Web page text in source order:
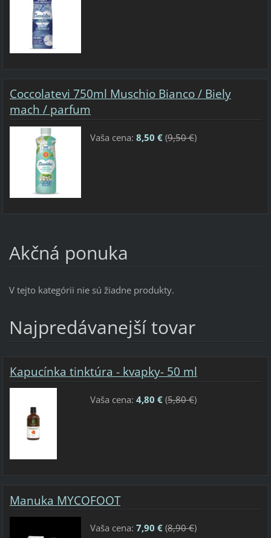
Coccolatevi 750ml Muschio Bianco / Biely
mach / parfum
Vaša cena: 8,50 €(9,50 €)
Akčná ponuka
V tejto kategórii nie sú žiadne produkty.
Najpredávanejší tovar
Kapucínka tinktúra - kvapky- 50 ml
Vaša cena: 4,80 €(5,80 €)
Manuka MYCOFOOT
Vaša cena: 7,90 €(8,90 €)